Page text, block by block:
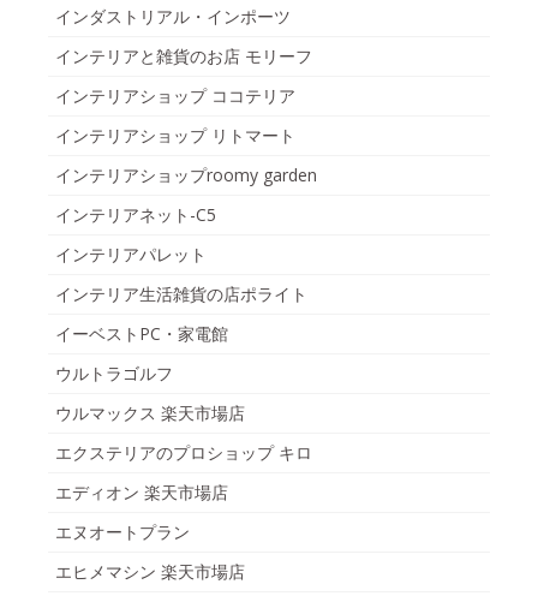
インダストリアル・インポーツ
インテリアと雑貨のお店 モリーフ
インテリアショップ ココテリア
インテリアショップ リトマート
インテリアショップroomy garden
インテリアネット-C5
インテリアパレット
インテリア生活雑貨の店ポライト
イーベストPC・家電館
ウルトラゴルフ
ウルマックス 楽天市場店
エクステリアのプロショップ キロ
エディオン 楽天市場店
エヌオートプラン
エヒメマシン 楽天市場店